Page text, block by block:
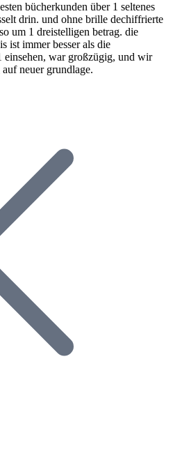
bücherkunden über 1 seltenes
drin. und ohne brille dechiffrierte
um 1 dreistelligen betrag. die
ist immer besser als die
einsehen, war großzügig, und wir
neuer grundlage.